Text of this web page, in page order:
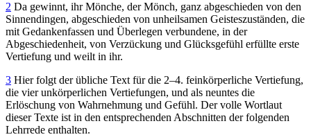
2 Da gewinnt, ihr Mönche, der Mönch, ganz abgeschieden von den
Sinnendingen, abgeschieden von unheilsamen Geisteszuständen, die
mit Gedankenfassen und Überlegen verbundene, in der
Abgeschiedenheit, von Verzückung und Glücksgefühl erfüllte erste
Vertiefung und weilt in ihr.
3 Hier folgt der übliche Text für die 2–4. feinkörperliche Vertiefung,
die vier unkörperlichen Vertiefungen, und als neuntes die
Erlöschung von Wahrnehmung und Gefühl. Der volle Wortlaut
dieser Texte ist in den entsprechenden Abschnitten der folgenden
Lehrrede enthalten.